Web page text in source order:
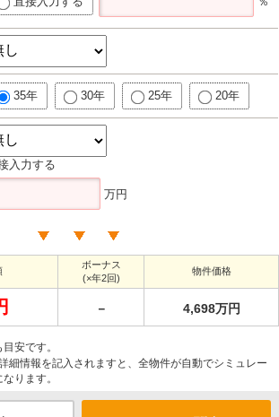
35年 30年 25年 20年
入力する
万円
ボーナス
(×年2回)
物件価格
－ 4,698万円
安です。
細情報を記入されますと、全物件が自動でシミュレー
ります。